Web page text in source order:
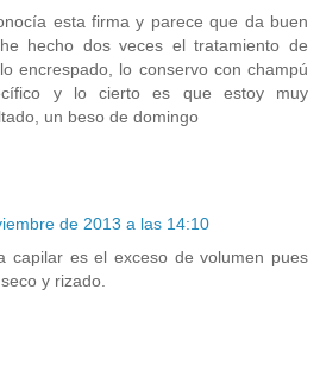
esta firma y parece que da buen
hecho dos veces el tratamiento de
encrespado, lo conservo con champú
y lo cierto es que estoy muy
un beso de domingo
de 2013 a las 14:10
capilar es el exceso de volumen pues
y rizado.